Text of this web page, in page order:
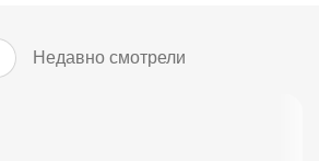
Недавно смотрели